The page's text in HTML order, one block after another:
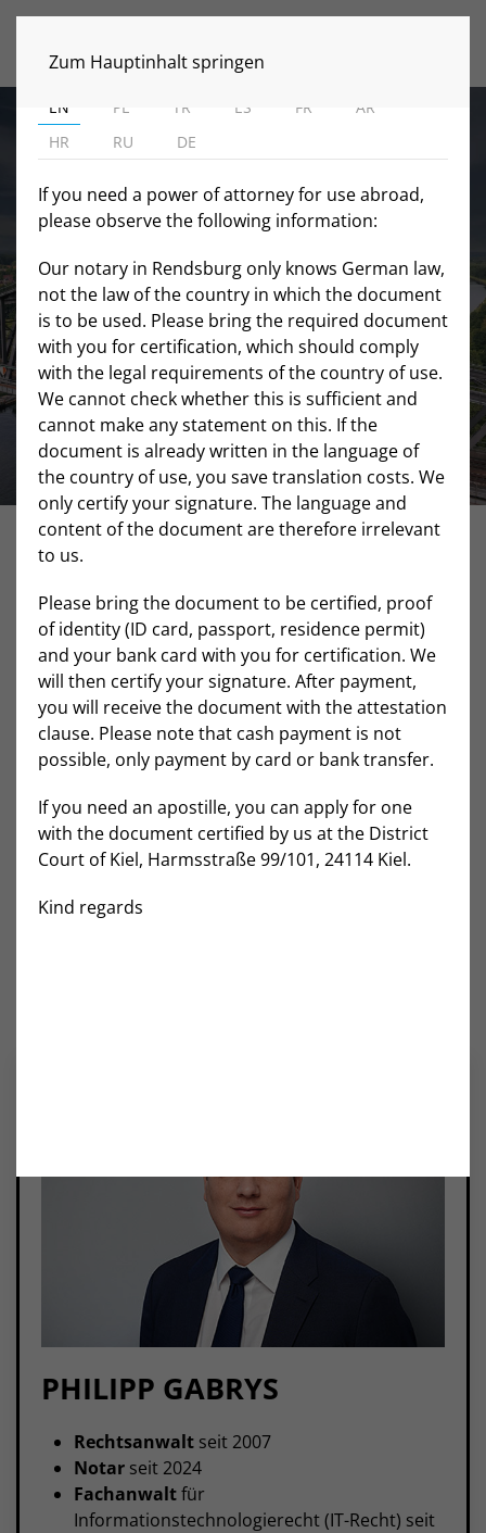
Zum Hauptinhalt springen
IHR NOTAR IN
RENDSBURG
Wir beglaubigen und beurkunden Ihre
Rechtsgeschäfte.
WICHTIGE INFORMATIONEN
GUT BERATEN
In sämtlichen notariellen Bereichen steht Ihnen unser
Notar zur Verfügung und berät Sie umfassend, um Ihre
persönlichen Wünsche und Ziele bestmöglich
umzusetzen. Da viele Geschäfte im Notariat erhebliche
auch gerne direkt mit Ihrem Steuerberater Hand in
PHILIPP GABRYS
Rechtsanwalt seit 2007
Notar seit 2024
Fachanwaltfür
Informationstechnologierecht (IT-Recht) seit
WICHTIGE INFORMATIONEN
EN PL TR ES FR
AR
HR
RU DE
If you need a power of attorney for use abroad,
please observe the following information:
Our notary in Rendsburg only knows German law,
not the law of the country in which the document
is to be used. Please bring the required document
with you for certification, which should comply
with the legal requirements of the country of use.
We cannot check whether this is sufficient and
cannot make any statement on this. If the
document is already written in the language of
the country of use, you save translation costs. We
only certify your signature. The language and
content of the document are therefore irrelevant
to us.
Please bring the document to be certified, proof
of identity (ID card, passport, residence permit)
and your bank card with you for certification. We
will then certify your signature. After payment,
you will receive the document with the attestation
clause. Please note that cash payment is not
possible, only payment by card or bank transfer.
If you need an apostille, you can apply for one
with the document certified by us at the District
Court of Kiel, Harmsstraße 99/101, 24114 Kiel.
Kind regards